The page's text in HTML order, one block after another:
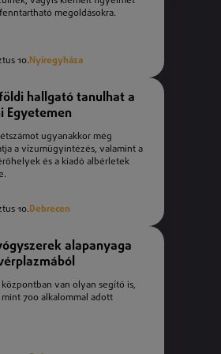
megoldásokra.
10. Nyíregyháza
hallgató tanulhat a
Egyetemen
ugyanakkor még
a vízumügyintézés, valamint a
és a kiadó albérletek
10.Debrecen
alapanyaga
van olyan segítő is,
700 alkalommal adott